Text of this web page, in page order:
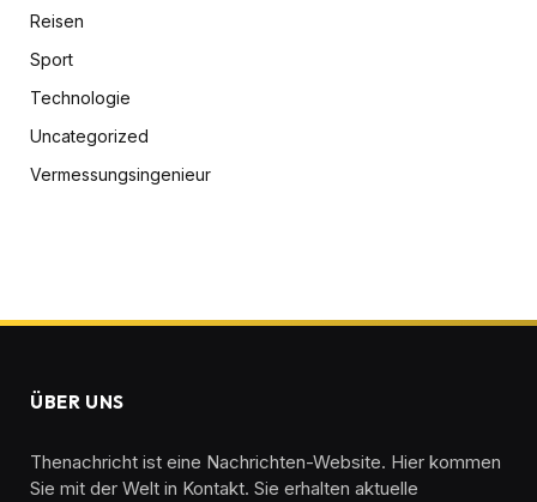
Reisen
Sport
Technologie
Uncategorized
Vermessungsingenieur
ÜBER UNS
Thenachricht ist eine Nachrichten-Website. Hier kommen
Sie mit der Welt in Kontakt. Sie erhalten aktuelle